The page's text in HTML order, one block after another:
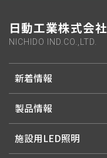
日動工業株式会社
NICHIDO IND.CO.,LTD.
新着情報
製品情報
施設用LED照明